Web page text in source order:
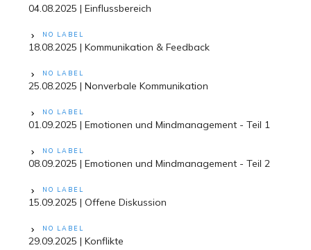
04.08.2025 | Einflussbereich
NO LABEL
18.08.2025 | Kommunikation & Feedback
NO LABEL
25.08.2025 | Nonverbale Kommunikation
NO LABEL
01.09.2025 | Emotionen und Mindmanagement - Teil 1
NO LABEL
08.09.2025 | Emotionen und Mindmanagement - Teil 2
NO LABEL
15.09.2025 | Offene Diskussion
NO LABEL
29.09.2025 | Konflikte